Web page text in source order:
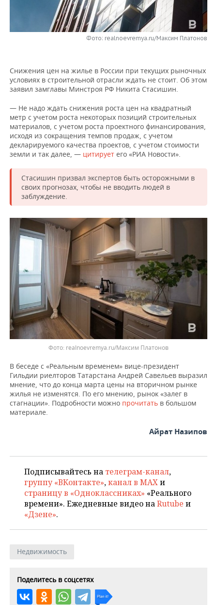
НЕФТЕХИМИЯ
ЭНЕРГЕТИКА
РОЗНИЧНАЯ ТОРГОВЛЯ
НОВОСТИ ТЕХНОЛОГИЙ
ТЕЛЕКОММУНИКАЦИИ
МЕРОПРИЯТИЯ
НОВОСТИ МЕРОПРИЯТИЙ
БИЗНЕС-БРАНЧИ
ONLINE-КОНФЕРЕНЦИИ
ОТКРЫТАЯ ЛЕКЦИЯ
ФУТБОЛ
ХОККЕЙ
БАСКЕТБОЛ
ВОЛЕЙБОЛ
КИБЕРСПОРТ
ФИГУРНОЕ КАТАНИЕ
ВОДНЫЕ ВИДЫ СПОРТА
ХОККЕЙ С МЯЧОМ
НОВОСТИ ОБЩЕСТВА
ВЛАСТЬ
ИНФРАСТРУКТУРА
ИСТОРИЯ
КУЛЬТУРА
МЕДИЦИНА
ОБРАЗОВАНИЕ
ПРОИСШЕСТВИЯ
ФОТОГАЛЕРЕЯ
СЮЖЕТЫ
СПРАВОЧНИК
СПИСОК ПЕРСОН
СПИСОК КОМПАНИЙ
ПОЛНАЯ ВЕРСИЯ
Фото: realnoevremya.ru/Максим Платонов
Снижения цен на жилье в России при текущих рыночных
условиях в строительной отрасли ждать не стоит. Об этом
заявил замглавы Минстроя РФ Никита Стасишин.
— Не надо ждать снижения роста цен на квадратный
метр с учетом роста некоторых позиций строительных
материалов, с учетом роста проектного финансирования,
исходя из сокращения темпов продаж, с учетом
декларируемого качества проектов, с учетом стоимости
земли и так далее, — цитирует его «РИА Новости».
Стасишин призвал экспертов быть осторожными в
своих прогнозах, чтобы не вводить людей в
заблуждение.
Фото: realnoevremya.ru/Максим Платонов
В беседе с «Реальным временем» вице-президент
Гильдии риелторов Татарстана Андрей Савельев выразил
мнение, что до конца марта цены на вторичном рынке
жилья не изменятся. По его мнению, рынок «залег в
стагнации». Подробности можно прочитать в большом
материале.
Айрат Назипов
Подписывайтесь на телеграм-канал,
группу «ВКонтакте»,канал в MAXи
страницу в «Одноклассниках» «Реального
времени». Ежедневные видео наRutube и
«Дзене».
Недвижимость
Поделитесь в соцсетях